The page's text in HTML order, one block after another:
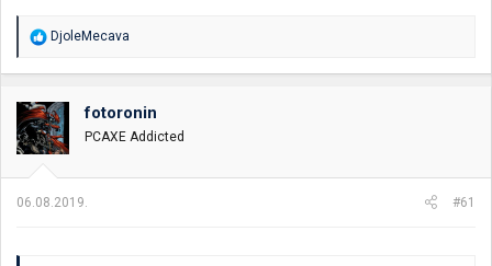
R
o
v
a
n
:
DjoleMecava
fotoronin
PCAXE Addicted
06.08.2019. #61